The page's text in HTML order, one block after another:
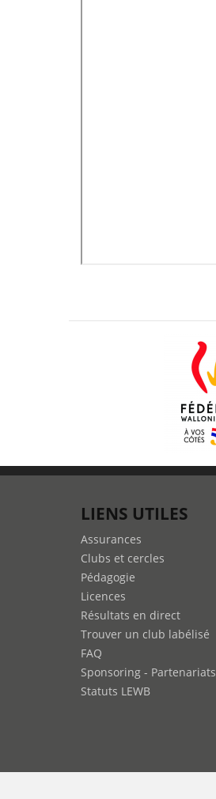
LIENS UTILES
Assurances
Clubs et cercles
Pédagogie
Licences
Résultats en direct
Trouver un club labélisé
FAQ
Sponsoring - Partenariats
Statuts LEWB